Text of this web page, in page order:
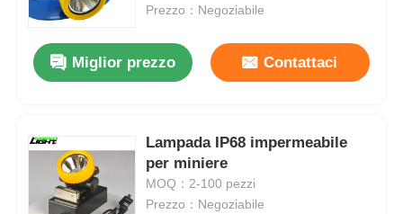
Prezzo：Negoziabile
Miglior prezzo Contattaci
Lampada IP68 impermeabile
per miniere
MOQ：2-100 pezzi
Prezzo：Negoziabile